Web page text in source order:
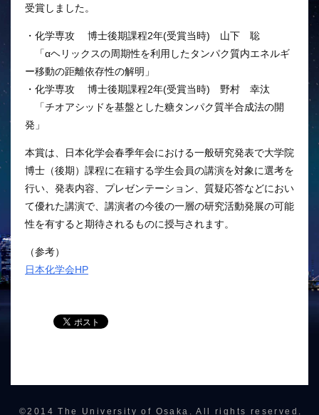
受賞しました。
・化学専攻 博士後期課程2年(受賞当時) 山下 聡
「αヘリックスの周期性を利用したタンパク質内エネルギ
ー移動の距離依存性の解明」
・化学専攻 博士後期課程2年(受賞当時) 野村 幸汰
「チオアシッドを基盤とした糖タンパク質半合成法の開
発」
本賞は、日本化学会春季年会における一般研究発表で大学院
博士（後期）課程に在籍する学生会員の講演を対象に選考を
行い、発表内容、プレゼンテーション、質疑応答などにおい
て優れた講演で、講演者の今後の一層の研究活動発展の可能
性を有すると期待されるものに授与されます。
（参考）
日本化学会HP
©2014 The University of Osaka. All rights reserved.